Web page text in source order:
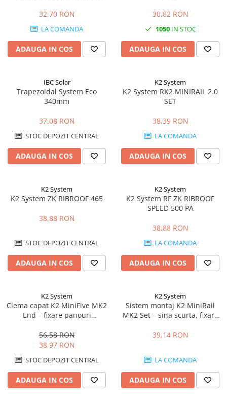
fotovoltaice
32,70 RON
LA COMANDA
ADAUGA IN COS
30,82 RON
1050IN STOC
ADAUGA IN COS
IBC Solar
Trapezoidal System Eco
340mm
37,08 RON
STOC DEPOZIT CENTRAL
ADAUGA IN COS
K2 System
K2 System RK2 MINIRAIL 2.0
SET
38,39 RON
LA COMANDA
ADAUGA IN COS
K2 System
K2 System ZK RIBROOF 465
38,88 RON
STOC DEPOZIT CENTRAL
ADAUGA IN COS
K2 System
K2 System RF ZK RIBROOF
SPEED 500 PA
38,88 RON
LA COMANDA
ADAUGA IN COS
K2 System
Clema capat K2 MiniFive MK2
End – fixare panouri
MiniFive
56,58 RON
38,97 RON
STOC DEPOZIT CENTRAL
ADAUGA IN COS
K2 System
Sistem montaj K2 MiniRail
MK2 Set – sina scurta, fixare
panouri
39,14 RON
LA COMANDA
ADAUGA IN COS